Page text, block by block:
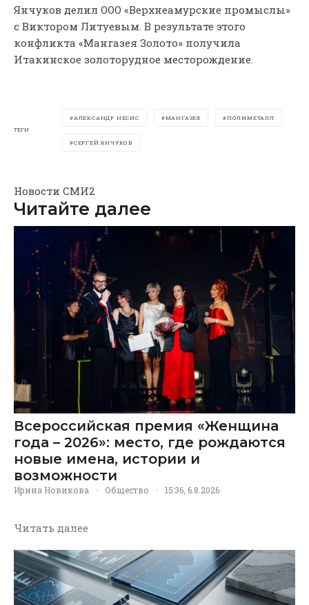
Янчуков делил ООО «Верхнеамурские промыслы»
с Виктором Литуевым. В результате этого
конфликта «Мангазея Золото» получила
Итакинское золоторудное месторождение.
ТЕГИ
АЛЕКСАНДР НЕСИС МАНГАЗЕЯ ПОЛИМЕТАЛЛ
СЕРГЕЙ ЯНЧУКОВ
Новости СМИ2
Читайте далее
Всероссийская премия «Женщина
года – 2026»: место, где рождаются
новые имена, истории и
возможности
Ирина Новикова · Общество · 15:36, 6.8.2026
Читать далее